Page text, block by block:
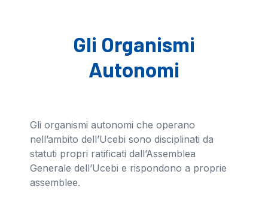
Gli Organismi
Autonomi
Gli organismi autonomi che operano
nell’ambito dell’Ucebi sono disciplinati da
statuti propri ratificati dall’Assemblea
Generale dell’Ucebi e rispondono a proprie
assemblee.